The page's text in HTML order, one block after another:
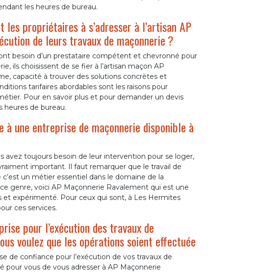
les heures de bureau.
propriétaires à s’adresser à l’artisan AP
de leurs travaux de maçonnerie ?
besoin d’un prestataire compétent et chevronné pour
ils choisissent de se fier à l’artisan maçon AP
capacité à trouver des solutions concrètes et
tarifaires abordables sont les raisons pour
Pour en savoir plus et pour demander un devis
heures de bureau.
à une entreprise de maçonnerie disponible à
avez toujours besoin de leur intervention pour se loger,
important. Il faut remarquer que le travail de
un métier essentiel dans le domaine de la
genre, voici AP Maçonnerie Ravalement qui est une
expérimenté. Pour ceux qui sont, à Les Hermites
ces services.
pour l’exécution des travaux de
voulez que les opérations soient effectuée
de confiance pour l’exécution de vos travaux de
pour vous de vous adresser à AP Maçonnerie